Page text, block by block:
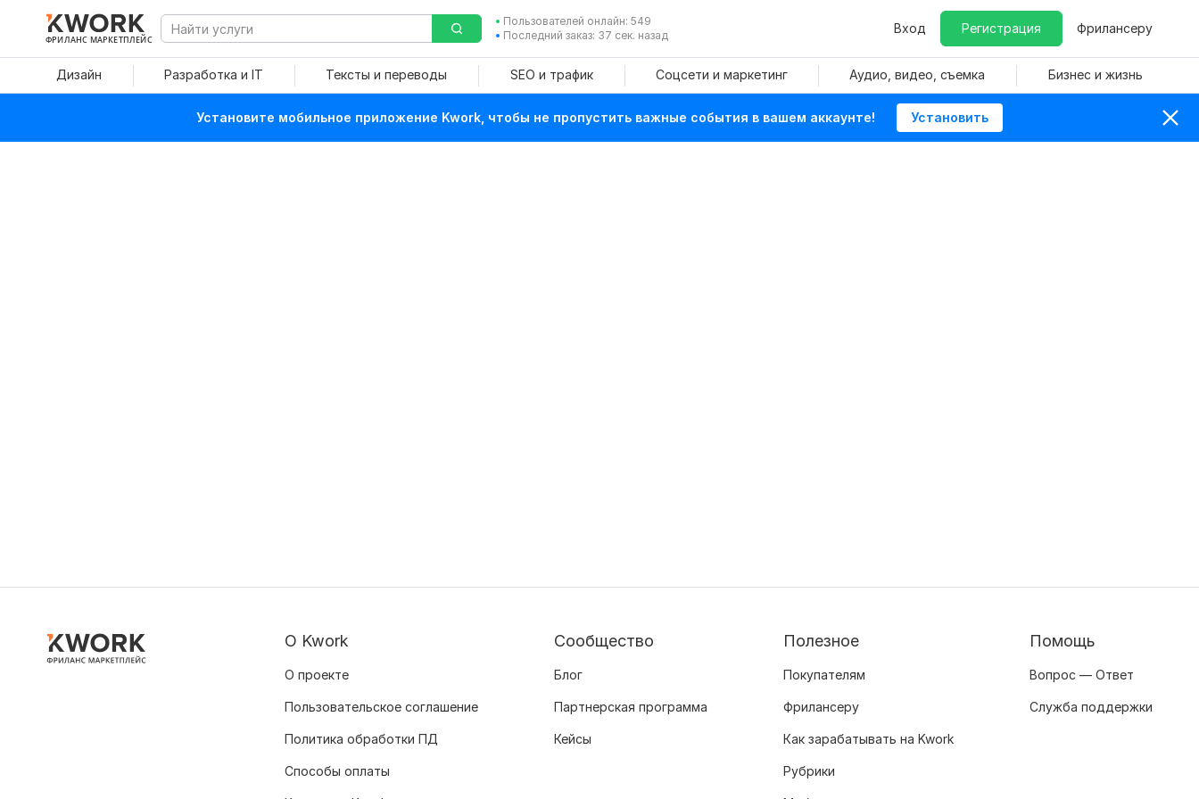
ФРИЛАНС МАРКЕТПЛЕЙС
Пользователей онлайн: 549
Последний заказ: 37 сек. назад
Вход Регистрация Фрилансеру
Дизайн Разработка и IT Тексты и переводы SEO и трафик Соцсети и маркетинг Аудио, видео, съемка Бизнес и жизнь
Установите мобильное приложение Kwork, чтобы не пропустить важные события в вашем аккаунте! Установить
О Kwork
О проекте
Пользовательское соглашение
Политика обработки ПД
Способы оплаты
Сообщество
Блог
Партнерская программа
Кейсы
Полезное
Покупателям
Фрилансеру
Как зарабатывать на Kwork
Рубрики
Помощь
Вопрос — Ответ
Служба поддержки